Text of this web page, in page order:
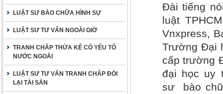
LUẬT SƯ BÀO CHỮA HÌNH SỰ
LUẬT SƯ TƯ VẤN NGOÀI GIỜ
TRANH CHẤP THỪA KẾ CÓ YẾU TỐ
NƯỚC NGOÀI
LUẬT SƯ TƯ VẤN TRANH CHẤP ĐÒI
LẠI TÀI SẢN
Đài tiếng
luật
Vnxpress,
Trường Đại
cấp trường
đại học uy
sư bào